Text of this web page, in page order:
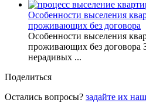
Особенности выселения
проживающих без договора
Особенности выселения
проживающих без договора
нерадивых ...
Поделиться
Остались вопросы? задайте их